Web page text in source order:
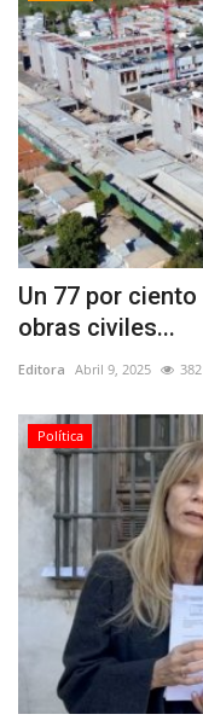
Un 77 por
obras civiles...
Editora Abril 9, 2025 382
Política